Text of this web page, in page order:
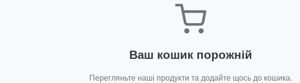
Ваш кошик порожній
Перегляньте наші продукти та додайте щось до кошика.